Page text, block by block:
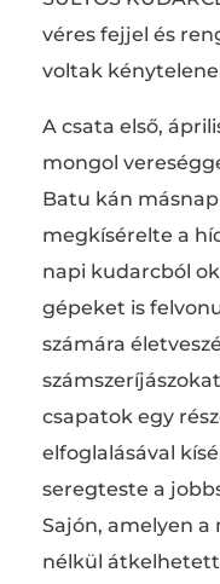
véres fejjel és
voltak
A csata első,
mongol
Batu kán
megkísérelte a
napi kudarcból
gépeket is
számára
csapatok egy
elfoglalásával
seregteste a
Sajón, amelyen a
nélkül